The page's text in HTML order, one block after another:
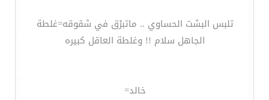
تلبس البشت الحساوي .. ماتبرْق في شقوقه=غلطة
الجاهل سلام !! وغلطة العاقل كبيره
خالد=